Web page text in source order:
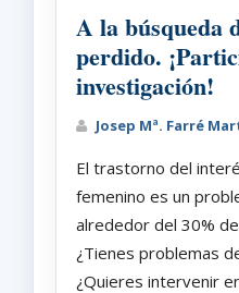
A la búsqueda
perdido.
investigación!
Josep Mª. Farré
El trastorno del
femenino es un
alrededor del 30%
¿Tienes problemas
¿Quieres intervenir